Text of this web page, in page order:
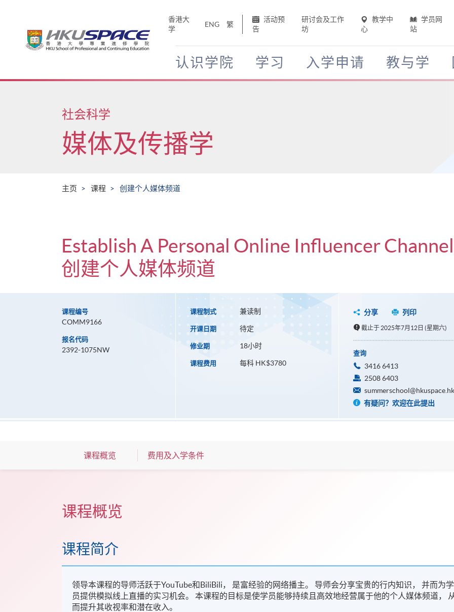
香港大
学
ENG 繁
活动预
告
研讨会及工作
坊
教学中
心
学员网
站
认识学院 学习 入学申请 教与学
Main
社会科学
媒体及传播学
主页 课程 创建个人媒体频道
Establish A Personal Online Influencer Channel
创建个人媒体频道
课程编号
COMM9166
报名代码
2392-1075NW
课程制式 兼读制
开课日期 待定
修业期 18小时
课程费用 每科 HK$3780
分享 列印
截止于 2025年7月12日 (星期六)
查询
3416 6413
2508 6403
有疑问？欢迎在此提出
课程概览 费用及入学条件
课程概览
课程简介
领导本课程的导师活跃于YouTube和BiliBili， 是富经验的网络播主。 导师会分享宝贵的行内知识， 并而为学
员提供模拟线上直播的实习机会。 本课程的目标是使学员能够持续且高效地经营属于他的个人媒体频道，
而提升其收视率和潜在收入。